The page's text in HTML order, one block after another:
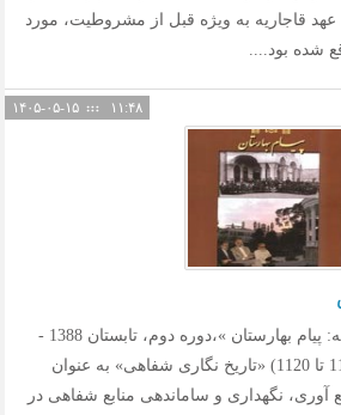
قاجاریه به ویژه قبل از مشروطیت، مورد
شده بود....
۱۱:۴۸
معرف: ططری،علی؛ مجله: پیام بهارستان »،دوره دوم، تابستان 1388 -
شماره 4(2 صفحه - از 1119 تا 1120) «تاریخ نگاری شفاهی» به عنوان
نگهداری و ساماندهی منابع شفاهی در